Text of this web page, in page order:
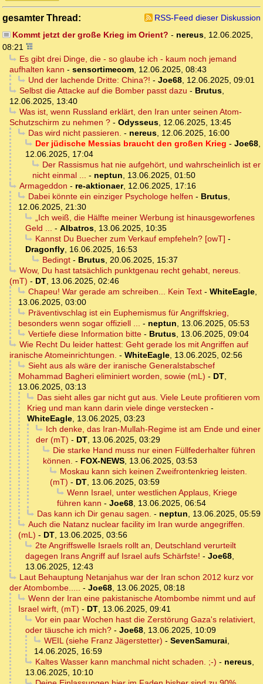
gesamter Thread:
RSS-Feed dieser Diskussion
Kommt jetzt der große Krieg im Orient? - nereus, 12.06.2025,
08:21
Es gibt drei Dinge, die - so glaube ich - kaum noch jemand
aufhalten kann - sensortimecom, 12.06.2025, 08:43
Und der lachende Dritte: China?! - Joe68, 12.06.2025, 09:01
Selbst die Attacke auf die Bomber passt dazu - Brutus,
12.06.2025, 13:40
Was ist, wenn Russland erklärt, den Iran unter seinen Atom-
Schutzschirm zu nehmen ? - Odysseus, 12.06.2025, 13:45
Das wird nicht passieren. - nereus, 12.06.2025, 16:00
Der jüdische Messias braucht den großen Krieg - Joe68,
12.06.2025, 17:04
Der Rassismus hat nie aufgehört, und wahrscheinlich ist er
nicht einmal ... - neptun, 13.06.2025, 01:50
Armageddon - re-aktionaer, 12.06.2025, 17:16
Dabei könnte ein einziger Psychologe helfen - Brutus,
12.06.2025, 21:30
„Ich weiß, die Hälfte meiner Werbung ist hinausgeworfenes
Geld ... - Albatros, 13.06.2025, 10:35
Kannst Du Buecher zum Verkauf empfeheln? [owT] -
Dragonfly, 16.06.2025, 16:53
Bedingt- Brutus, 20.06.2025, 15:37
Wow, Du hast tatsächlich punktgenau recht gehabt, nereus.
(mT) - DT, 13.06.2025, 02:46
Chapeu! War gerade am schreiben... Kein Text- WhiteEagle,
13.06.2025, 03:00
Präventivschlag ist ein Euphemismus für Angriffskrieg,
besonders wenn sogar offiziell ... - neptun, 13.06.2025, 05:53
Vertiefe diese Information bitte- Brutus, 13.06.2025, 09:04
Wie Recht Du leider hattest: Geht gerade los mit Angriffen auf
iranische Atomeinrichtungen. - WhiteEagle, 13.06.2025, 02:56
Sieht aus als wäre der iranische Generalstabschef
Mohammad Bagheri eliminiert worden, sowie (mL) - DT,
13.06.2025, 03:13
Das sieht alles gar nicht gut aus. Viele Leute profitieren vom
Krieg und man kann darin viele dinge verstecken -
WhiteEagle, 13.06.2025, 03:23
Ich denke, das Iran-Mullah-Regime ist am Ende und einer
der (mT) - DT, 13.06.2025, 03:29
Die starke Hand muss nur einen Füllfederhalter führen
können. - FOX-NEWS, 13.06.2025, 03:53
Moskau kann sich keinen Zweifrontenkrieg leisten.
(mT) - DT, 13.06.2025, 03:59
Wenn Israel, unter westlichen Applaus, Kriege
führen kann - Joe68, 13.06.2025, 06:54
Das kann ich Dir genau sagen. - neptun, 13.06.2025, 05:59
Auch die Natanz nuclear facility im Iran wurde angegriffen.
(mL) - DT, 13.06.2025, 03:56
2te Angriffswelle Israels rollt an, Deutschland verurteilt
dagegen Irans Angriff auf Israel aufs Schärfste! - Joe68,
13.06.2025, 12:43
Laut Behauptung Netanjahus war der Iran schon 2012 kurz vor
der Atombombe..... - Joe68, 13.06.2025, 08:18
Wenn der Iran eine pakistanische Atombombe nimmt und auf
Israel wirft, (mT) - DT, 13.06.2025, 09:41
Vor ein paar Wochen hast die Zerstörung Gaza's relativiert,
oder täusche ich mich? - Joe68, 13.06.2025, 10:09
WEIL (siehe Franz Jägerstetter) - SevenSamurai,
14.06.2025, 16:59
Kaltes Wasser kann manchmal nicht schaden. ;-) - nereus,
13.06.2025, 10:10